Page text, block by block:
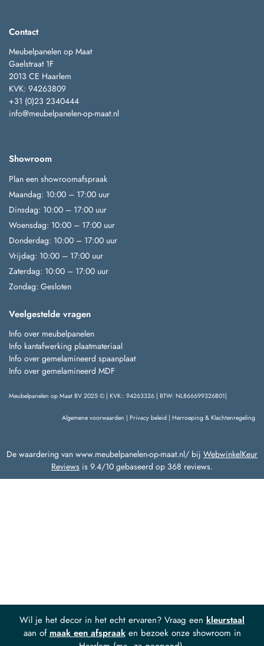
Wil je het decor in het echt ervaren? Vraag een kleurstaal
aan of maak een afspraaken bezoek onze showroom in
Contact
Meubelpanelen op Maat
Gaelstraat 1F
2013 CE Haarlem
KVK: 94263809
+31 (0)23 2340444
info@meubelpanelen-op-maat.nl
Showroom
Plan een showroomafspraak
Maandag: 10:00 – 17:00 uur
Dinsdag: 10:00 – 17:00 uur
Woensdag: 10:00 – 17:00 uur
Donderdag: 10:00 – 17:00 uur
Vrijdag: 10:00 – 17:00 uur
Zaterdag: 10:00 – 17:00 uur
Zondag: Gesloten
Veelgestelde vragen
Info over meubelpanelen
Info kantafwerking plaatmateriaal
Info over gemelamineerd spaanplaat
Info over gemelamineerd MDF
Meubelpanelen op Maat BV 2025 © | KVK:: 94263326 | BTW: NL866699326B01|
Algemene voorwaarden | Privacy beleid | Herroeping & Klachtenregeling
De waardering van www.meubelpanelen-op-maat.nl/ bij WebwinkelKeur
Reviews is 9.4/10 gebaseerd op 368 reviews.